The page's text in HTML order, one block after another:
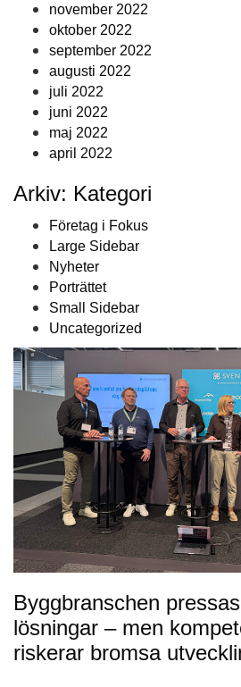
november 2022
oktober 2022
september 2022
augusti 2022
juli 2022
juni 2022
maj 2022
april 2022
Arkiv: Kategori
Företag i Fokus
Large Sidebar
Nyheter
Porträttet
Small Sidebar
Uncategorized
Byggbranschen
lösningar – men
riskerar bromsa